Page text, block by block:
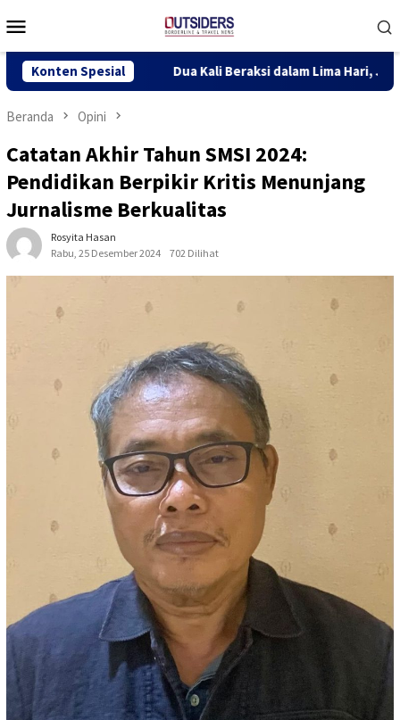
ke
Mobile
Konten Spesial
Dua Kali Beraksi dalam Lima Hari, Jaringan Narkoba
Beranda Opini
Catatan Akhir Tahun SMSI 2024:
Pendidikan Berpikir Kritis Menunjang
Jurnalisme Berkualitas
Rosyita Hasan
Rabu, 25 Desember 2024
702 Dilihat